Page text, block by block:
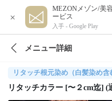
×
MEZONメゾン/美
ービス
入手 - Google Play
メニュー詳細
リタッチ根元染め（白髪染め含
リタッチカラー [〜２cm迄] (